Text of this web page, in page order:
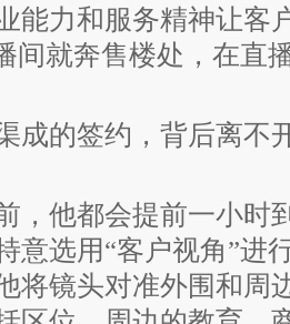
力和服务精神让客
间就奔售楼处，在直
的签约，背后离不
他都会提前一小时
意选用“客户视角”进
将镜头对准外围和周